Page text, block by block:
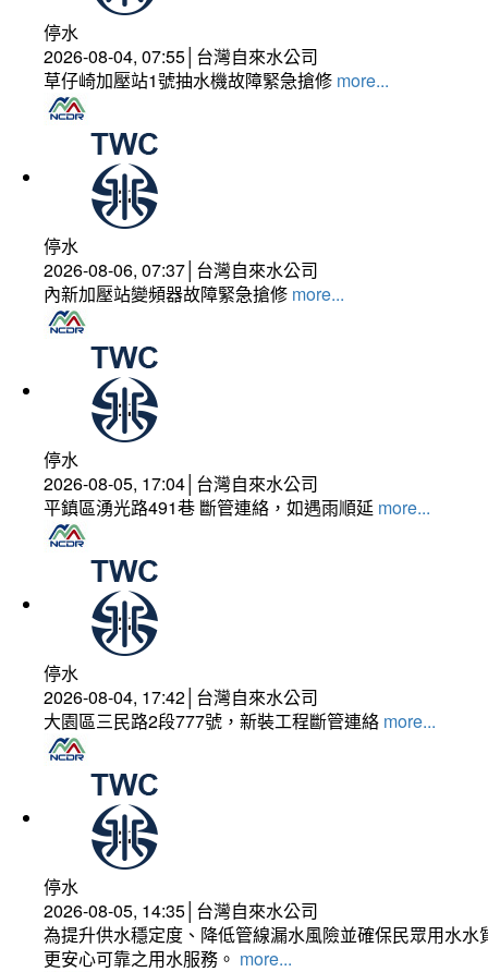
停水
2026-08-04, 07:55│台灣自來水公司
草仔崎加壓站1號抽水機故障緊急搶修 more...
停水
2026-08-06, 07:37│台灣自來水公司
內新加壓站變頻器故障緊急搶修 more...
停水
2026-08-05, 17:04│台灣自來水公司
平鎮區湧光路491巷 斷管連絡，如遇雨順延 more...
停水
2026-08-04, 17:42│台灣自來水公司
大園區三民路2段777號，新裝工程斷管連絡 more...
停水
2026-08-05, 14:35│台灣自來水公司
為提升供水穩定度、降低管線漏水風險並確保民眾用水
更安心可靠之用水服務。 more...